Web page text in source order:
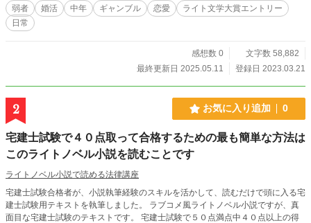
弱者 婚活 中年 ギャンブル 恋愛
ライト文学大賞エントリー
日常
感想数 0
文字数 58,882
最終更新日 2025.05.11
登録日 2023.03.21
2 お気に入り追加 0
宅建士試験で４０点取って合格するための最も簡単な方法は
このライトノベル小説を読むことです
ライトノベル小説で読める法律講座
宅建士試験合格者が、小説執筆経験のスキルを活かして、読むだけで頭に入る宅
建士試験用テキストを執筆しました。 ラブコメ風ライトノベル小説ですが、真
面目な宅建士試験のテキストです。 宅建士試験で５０点満点中４０点以上の得